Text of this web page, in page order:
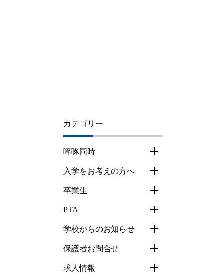
カテゴリー
啐啄同時
入学をお考えの方へ
卒業生
PTA
学校からのお知らせ
保護者お問合せ
求人情報